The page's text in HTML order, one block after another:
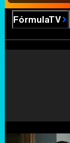
FórmulaTV